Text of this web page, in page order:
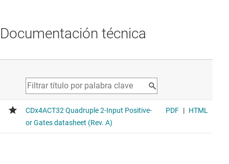
Documentación técnica